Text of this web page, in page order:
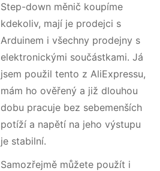
Step-down měnič koupíme
kdekoliv, mají je prodejci s
Arduinem i všechny prodejny s
elektronickými součástkami. Já
jsem použil tento z AliExpressu,
mám ho ověřený a již dlouhou
dobu pracuje bez sebemenších
potíží a napětí na jeho výstupu
je stabilní.
Samozřejmě můžete použít i